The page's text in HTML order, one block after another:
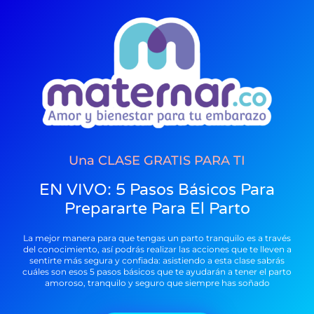
Una CLASE GRATIS PARA TI
EN VIVO: 5 Pasos Básicos Para
Prepararte Para El Parto
La mejor manera para que tengas un parto tranquilo es a través
del conocimiento, así podrás realizar las acciones que te lleven a
sentirte más segura y confiada: asistiendo a esta clase sabrás
cuáles son esos 5 pasos básicos que te ayudarán a tener el parto
amoroso, tranquilo y seguro que siempre has soñado